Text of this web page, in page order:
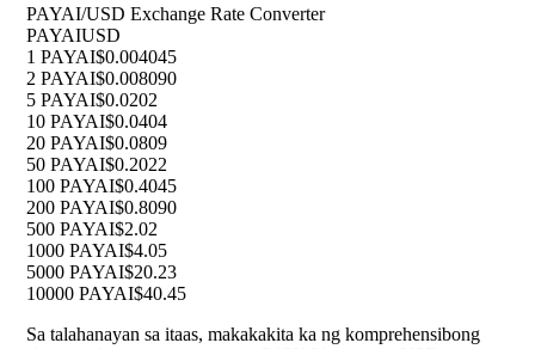
PAYAI/USD Exchange Rate Converter
PAYAIUSD
1 PAYAI$0.004045
2 PAYAI$0.008090
5 PAYAI$0.0202
10 PAYAI$0.0404
20 PAYAI$0.0809
50 PAYAI$0.2022
100 PAYAI$0.4045
200 PAYAI$0.8090
500 PAYAI$2.02
1000 PAYAI$4.05
5000 PAYAI$20.23
10000 PAYAI$40.45
Sa talahanayan sa itaas, makakakita ka ng komprehensibong